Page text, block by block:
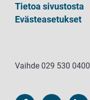
Tietoa sivustosta
Evästeasetukset
Vaihde 029 530 0400